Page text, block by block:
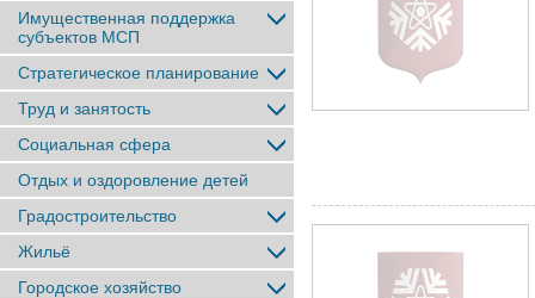
Имущественная поддержка
субъектов МСП
Стратегическое планирование
Труд и занятость
Социальная сфера
Отдых и оздоровление детей
Градостроительство
Жильё
Городское хозяйство